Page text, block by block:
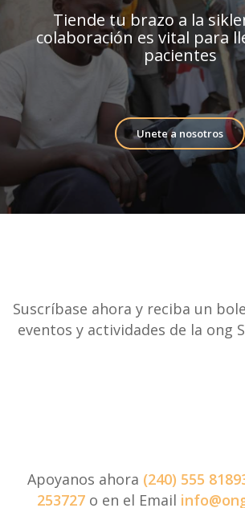
Tiende tu brazo a la
colaboración es vital para
pacientes
Unete a nosotros
Suscríbase ahora y reciba un
eventos y actividades de la ong
Apoyanos ahora (240) 555
253727o en el Email